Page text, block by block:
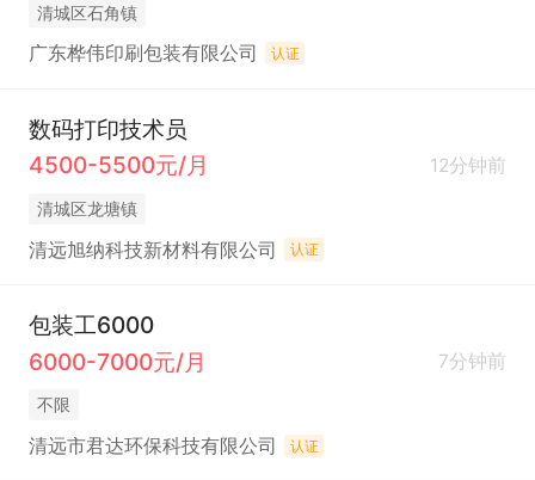
清城区石角镇
广东桦伟印刷包装有限公司 认证
数码打印技术员
4500-5500元/月
12分钟前
清城区龙塘镇
清远旭纳科技新材料有限公司 认证
包装工6000
6000-7000元/月
7分钟前
不限
清远市君达环保科技有限公司 认证